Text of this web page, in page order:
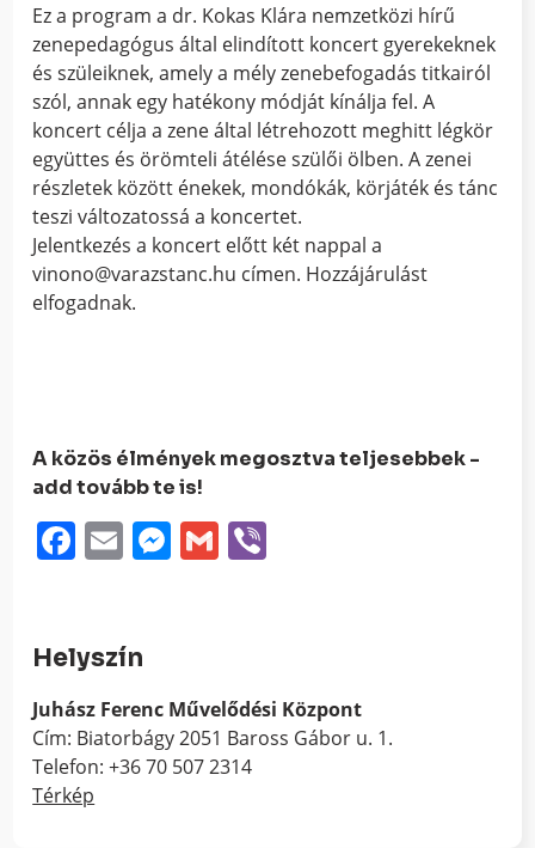
Ez a program a dr. Kokas Klára nemzetközi hírű
zenepedagógus által elindított koncert gyerekeknek
és szüleiknek, amely a mély zenebefogadás titkairól
szól, annak egy hatékony módját kínálja fel. A
koncert célja a zene által létrehozott meghitt légkör
együttes és örömteli átélése szülői ölben. A zenei
részletek között énekek, mondókák, körjáték és tánc
teszi változatossá a koncertet.
Jelentkezés a koncert előtt két nappal a
vinono@varazstanc.hu címen. Hozzájárulást
elfogadnak.
A közös élmények megosztva teljesebbek -
add tovább te is!
Facebook
EmailMessenger
Gmail
Helyszín
Juhász Ferenc Művelődési Központ
Cím: Biatorbágy 2051 Baross Gábor u. 1.
Telefon: +36 70 507 2314
Térkép